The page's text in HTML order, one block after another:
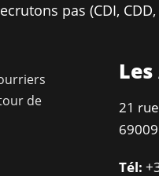
pas (CDI,
de
21
Tél: